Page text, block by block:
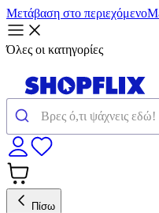
Μετάβαση στο περιεχόμενο
Όλες οι κατηγορίες
Πίσω